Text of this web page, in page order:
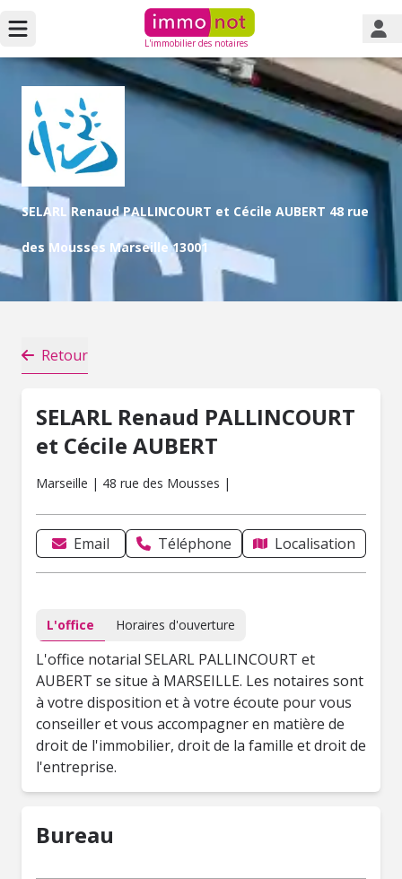
L'immobilier des notaires
SELARL Renaud PALLINCOURT et Cécile AUBERT 48 rue
des Mousses Marseille 13001
Retour
SELARL Renaud PALLINCOURT
et Cécile AUBERT
Marseille | 48 rue des Mousses |
Email Téléphone Localisation
L'office Horaires d'ouverture
L'office notarial SELARL PALLINCOURT et
AUBERT se situe à MARSEILLE. Les notaires sont
à votre disposition et à votre écoute pour vous
conseiller et vous accompagner en matière de
droit de l'immobilier, droit de la famille et droit de
l'entreprise.
Bureau